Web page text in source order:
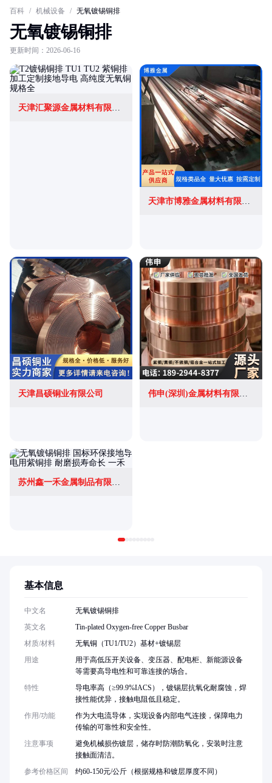
百科 / 机械设备 / 无氧镀锡铜排
无氧镀锡铜排
更新时间：2026-06-16
天津汇聚源金属材料有限公司
天津市博雅金属材料有限公司
天津昌硕铜业有限公司
苏州鑫一禾金属制品有限公司
基本信息
中文名
无氧镀锡铜排
英文名
Tin-plated Oxygen-free Copper Busbar
材质/材料
无氧铜（TU1/TU2）基材+镀锡层
用途
用于高低压开关设备、变压器、配电柜、新能源设备
等需要高导电性和可靠连接的场合。
特性
导电率高（≥99.9%IACS），镀锡层抗氧化耐腐蚀，焊
接性能优异，接触电阻低且稳定。
作用/功能
作为大电流导体，实现设备内部电气连接，保障电力
传输的可靠性和安全性。
注意事项
避免机械损伤镀层，储存时防潮防氧化，安装时注意
接触面清洁。
参考价格区间
约60-150元/公斤（根据规格和镀层厚度不同）